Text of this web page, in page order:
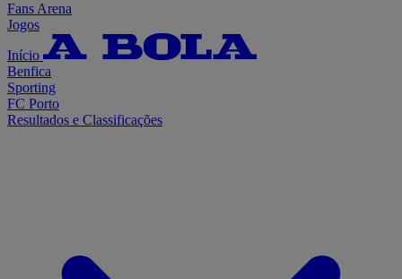
Fans Arena
Jogos
Início
Benfica
Sporting
FC Porto
Resultados e Classificações